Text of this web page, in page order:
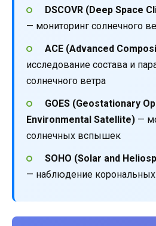
DSCOVR (Deep Space
— мониторинг солнечного
ACE (Advanced
исследование состава и
солнечного ветра
GOES (Geostationary
Environmental Satellite) —
солнечных вспышек
SOHO (Solar and
— наблюдение